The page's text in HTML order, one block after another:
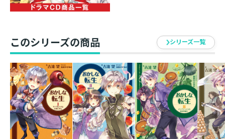
このシリーズの商品 シリーズ一覧